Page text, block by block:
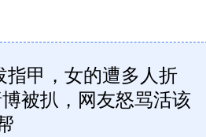
甲，女的遭多人折
被扒，网友怒骂活该